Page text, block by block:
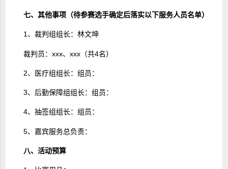
七、其他事项（待参赛选手确定后落实以下服务人员名单）
1、裁判组组长：林文坤
裁判员：xxx、xxx（共4名）
2、医疗组组长：组员：
3、后勤保障组组长：组员：
4、抽签组组长：组员：
5、嘉宾服务总负责：
八、活动预算